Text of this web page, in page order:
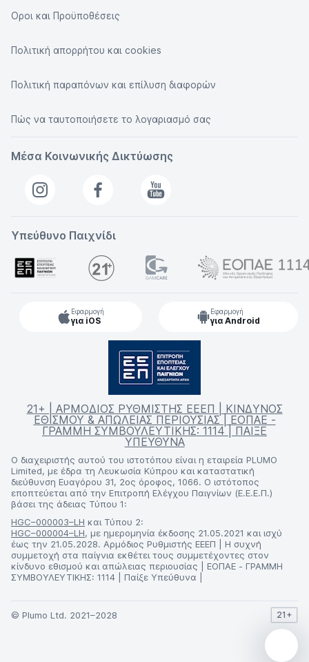
Οροι και Προϋποθέσεις
Πολιτική απορρήτου και cookies
Πολιτική παραπόνων και επίλυση διαφορών
Πώς να ταυτοποιήσετε το λογαριασμό σας
Μέσα Κοινωνικής Δικτύωσης
Υπεύθυνο Παιχνίδι
Εφαρμογή
για iOS
Εφαρμογή
για Android
21+ | ΑΡΜΟΔΙΟΣ ΡΥΘΜΙΣΤΗΣ ΕΕΕΠ | ΚΙΝΔΥΝΟΣ
ΕΘΙΣΜΟΥ & ΑΠΩΛΕΙΑΣ ΠΕΡΙΟΥΣΙΑΣ | ΕΟΠΑΕ -
ΓΡΑΜΜΗ ΣΥΜΒΟΥΛΕΥΤΙΚΗΣ: 1114 | ΠΑΙΞΕ
ΥΠΕΥΘΥΝΑ
Ο διαχειριστής αυτού του ιστοτόπου είναι η εταιρεία PLUMO
Limited, με έδρα τη Λευκωσία Κύπρου και καταστατική
διεύθυνση Ευαγόρου 31, 2ος όροφος, 1066. Ο ιστότοπος
εποπτεύεται από την Επιτροπή Ελέγχου Παιγνίων (Ε.Ε.Ε.Π.)
βάσει της άδειας Τύπου 1:
HGC–000003–LH και Τύπου 2:
HGC–000004–LH, με ημερομηνία έκδοσης 21.05.2021 και ισχύ
έως την 21.05.2028. Αρμόδιος Ρυθμιστής ΕΕΕΠ | Η συχνή
συμμετοχή στα παίγνια εκθέτει τους συμμετέχοντες στον
κίνδυνο εθισμού και απώλειας περιουσίας | ΕΟΠΑΕ - ΓΡΑΜΜΗ
ΣΥΜΒΟΥΛΕΥΤΙΚΗΣ: 1114 | Παίξε Υπεύθυνα |
© Plumo Ltd. 2021–2028 21+